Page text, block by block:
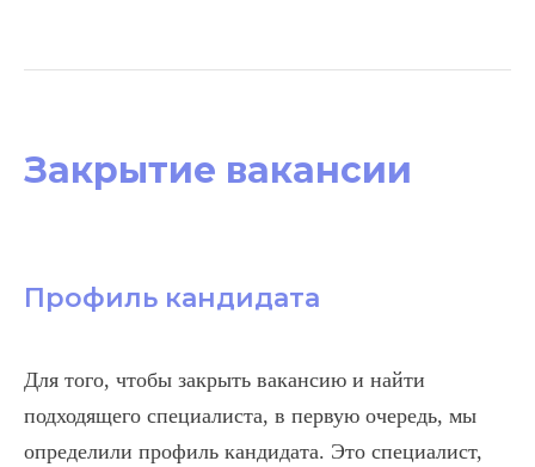
Закрытие вакансии
Профиль кандидата
Для того, чтобы закрыть вакансию и найти
подходящего специалиста, в первую очередь, мы
определили профиль кандидата. Это специалист,